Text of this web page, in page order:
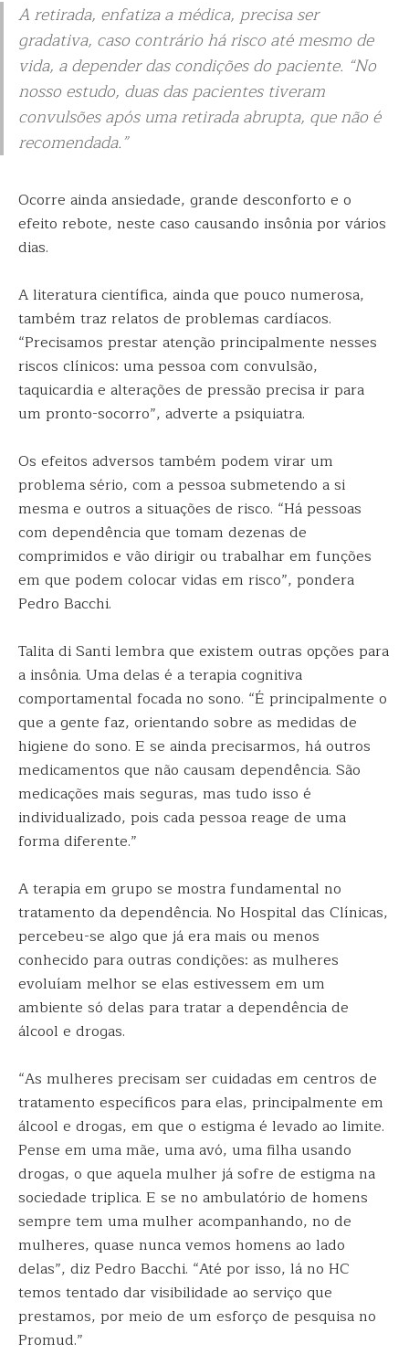
A retirada, enfatiza a médica, precisa ser
gradativa, caso contrário há risco até mesmo de
vida, a depender das condições do paciente. “No
nosso estudo, duas das pacientes tiveram
convulsões após uma retirada abrupta, que não é
recomendada.”
Ocorre ainda ansiedade, grande desconforto e o
efeito rebote, neste caso causando insônia por vários
dias.
A literatura científica, ainda que pouco numerosa,
também traz relatos de problemas cardíacos.
“Precisamos prestar atenção principalmente nesses
riscos clínicos: uma pessoa com convulsão,
taquicardia e alterações de pressão precisa ir para
um pronto-socorro”, adverte a psiquiatra.
Os efeitos adversos também podem virar um
problema sério, com a pessoa submetendo a si
mesma e outros a situações de risco. “Há pessoas
com dependência que tomam dezenas de
comprimidos e vão dirigir ou trabalhar em funções
em que podem colocar vidas em risco”, pondera
Pedro Bacchi.
Talita di Santi lembra que existem outras opções para
a insônia. Uma delas é a terapia cognitiva
comportamental focada no sono. “É principalmente o
que a gente faz, orientando sobre as medidas de
higiene do sono. E se ainda precisarmos, há outros
medicamentos que não causam dependência. São
medicações mais seguras, mas tudo isso é
individualizado, pois cada pessoa reage de uma
forma diferente.”
A terapia em grupo se mostra fundamental no
tratamento da dependência. No Hospital das Clínicas,
percebeu-se algo que já era mais ou menos
conhecido para outras condições: as mulheres
evoluíam melhor se elas estivessem em um
ambiente só delas para tratar a dependência de
álcool e drogas.
“As mulheres precisam ser cuidadas em centros de
tratamento específicos para elas, principalmente em
álcool e drogas, em que o estigma é levado ao limite.
Pense em uma mãe, uma avó, uma filha usando
drogas, o que aquela mulher já sofre de estigma na
sociedade triplica. E se no ambulatório de homens
sempre tem uma mulher acompanhando, no de
mulheres, quase nunca vemos homens ao lado
delas”, diz Pedro Bacchi. “Até por isso, lá no HC
temos tentado dar visibilidade ao serviço que
prestamos, por meio de um esforço de pesquisa no
Promud.”